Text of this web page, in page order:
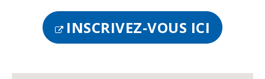
INSCRIVEZ-VOUS ICI